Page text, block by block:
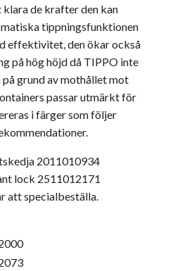
de krafter den kan
tippningsfunktionen
effektivitet, den ökar också
på hög höjd då TIPPO inte
grund av mothållet mot
passar utmärkt för
i färger som följer
2011010934
lock 2511012171
att specialbeställa.